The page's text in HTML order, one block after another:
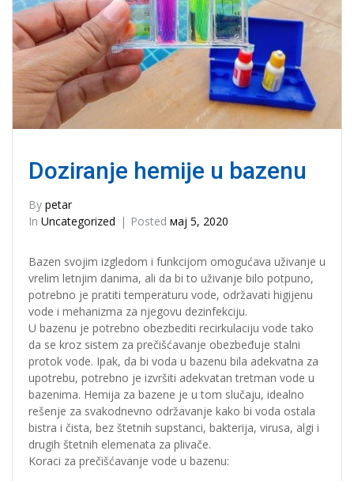
Doziranje hemije u bazenu
By petar
In Uncategorized Posted мај 5, 2020
Bazen svojim izgledom i funkcijom omogućava uživanje u
vrelim letnjim danima, ali da bi to uživanje bilo potpuno,
potrebno je pratiti temperaturu vode, održavati higijenu
vode i mehanizma za njegovu dezinfekciju.
U bazenu je potrebno obezbediti recirkulaciju vode tako
da se kroz sistem za prečišćavanje obezbeđuje stalni
protok vode. Ipak, da bi voda u bazenu bila adekvatna za
upotrebu, potrebno je izvršiti adekvatan tretman vode u
bazenima. Hemija za bazene je u tom slučaju, idealno
rešenje za svakodnevno održavanje kako bi voda ostala
bistra i čista, bez štetnih supstanci, bakterija, virusa, algi i
drugih štetnih elemenata za plivače.
Koraci za prečišćavanje vode u bazenu: